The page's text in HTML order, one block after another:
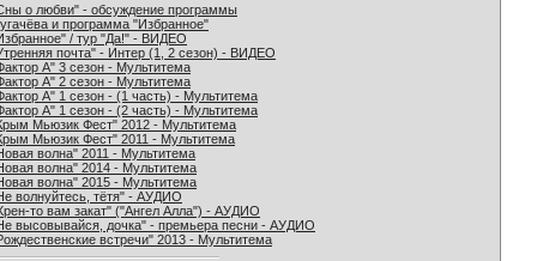
о любви" - обсуждение программы
и программа "Избранное"
/ тур "Да!" - ВИДЕО
почта" - Интер (1, 2 сезон) - ВИДЕО
А" 3 сезон - Мультитема
А" 2 сезон - Мультитема
А" 1 сезон - (1 часть) - Мультитема
А" 1 сезон - (2 часть) - Мультитема
Мьюзик Фест" 2012 - Мультитема
Мьюзик Фест" 2011 - Мультитема
волна" 2011 - Мультитема
волна" 2014 - Мультитема
волна" 2015 - Мультитема
волнуйтесь, тётя" - АУДИО
то вам закат" ("Ангел Алла") - АУДИО
высовывайся, дочка" - премьера песни - АУДИО
встречи" 2013 - Мультитема